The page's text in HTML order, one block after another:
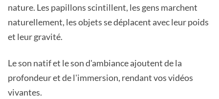
nature. Les papillons scintillent, les gens marchent
naturellement, les objets se déplacent avec leur poids
et leur gravité.
Le son natif et le son d'ambiance ajoutent de la
profondeur et de l'immersion, rendant vos vidéos
vivantes.